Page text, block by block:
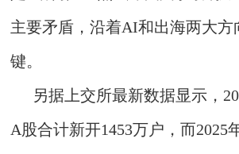
主要矛盾，沿着AI和出海两大方
键。
另据上交所最新数据显示，
A股合计新开1453万户，而2025